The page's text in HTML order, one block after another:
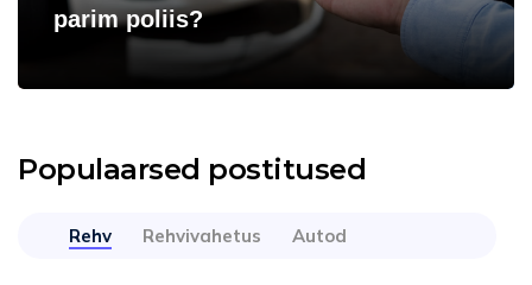
parim poliis?
Populaarsed postitused
Rehv Rehvivahetus Autod